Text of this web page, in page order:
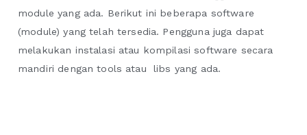
module yang ada. Berikut ini beberapa software
(module) yang telah tersedia. Pengguna juga dapat
melakukan instalasi atau kompilasi software secara
mandiri dengan tools atau libs yang ada.